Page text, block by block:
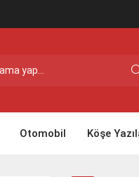
Otomobil Köşe